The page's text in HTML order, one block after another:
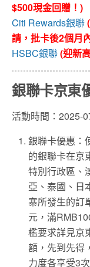
$500現金回贈！)
Citi Rewards銀聯
請，批卡後2個月
HSBC銀聯(迎新
銀聯卡京東
活動時間：2025-
銀聯卡優惠：
的銀聯卡在京
特別行政區、
亞、泰國、日
寨所發生的訂
元，滿
檻要求詳見京
額，先到先得
力度各享受3